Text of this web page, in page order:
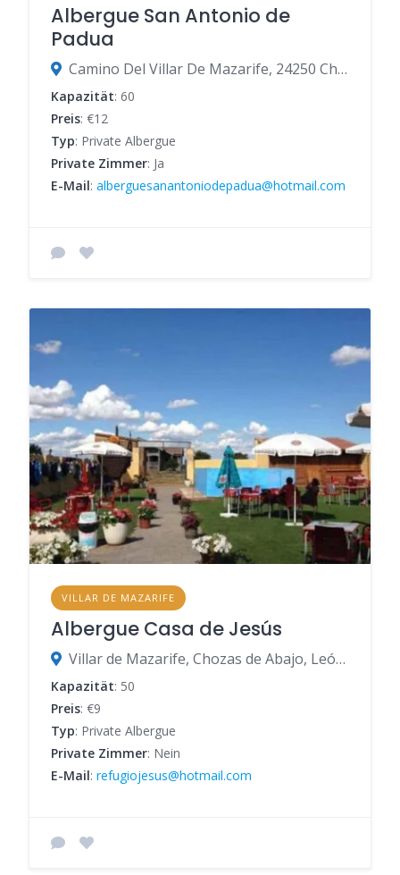
Albergue San Antonio de
Padua
Camino Del Villar De Mazarife, 24250 Chozas de Abajo, León, Spanien
Kapazität: 60
Preis: €12
Typ: Private Albergue
Private Zimmer: Ja
E-Mail: alberguesanantoniodepadua@hotmail.com
VILLAR DE MAZARIFE
Albergue Casa de Jesús
Villar de Mazarife, Chozas de Abajo, León, Spanien
Kapazität: 50
Preis: €9
Typ: Private Albergue
Private Zimmer: Nein
E-Mail: refugiojesus@hotmail.com